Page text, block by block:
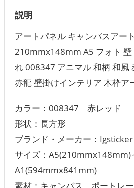
説明
アートパネル キャンバスアー
210mmx148mm A5 フォト 壁
れ 008347 アニマル 和柄 和風
赤龍 壁掛けインテリア 木枠ア
カラー：008347 赤レッド
形状：長方形
ブランド・メーカー：Igsticker
サイズ：‎A5(210mmx148mm)
A1(594mmx841mm)